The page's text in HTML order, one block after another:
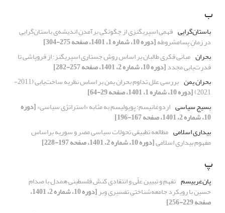
ب
باستان‌گرایی فهمی اسپریگنزی از چگونگیِ برآمدنِ اندیشه‌ی باستان‌گرایی
در زمانِ پسامشروطه[دوره 10، شماره 1، 1401، صفحه 275-304]
بحران مبانی فکری طالبان بر اساس روش جستاری اسپریگنز؛ از فروپاشی تا
قدرت‌یابی مجدد[دوره 10، شماره 2، 1401، صفحه 257-282]
بحران یمن
بررسی علل تداوم بحران یمن بر اساس نظریه ساخت‌یابی (2011-
2021) [دوره 10، شماره 1، 1401، صفحه 29-64]
بسیج سیاسی اردوغانیسم؛ پوپولیسم به مثابه «استراتژی سیاسی»[دوره
10، شماره 2، 1401، صفحه 167-196]
بیداری اسلامی مطالعه تطبیقی تحولات سیاسی مصر و سوریه براساس
مفهوم بیداری اسلامی[دوره 10، شماره 2، 1401، صفحه 197-228]
پ
پان‌عربیسم تفهم و تبیین علّی و انتقادی کنش فلسطینی همدل با صدام
حسین با رویکرد جامعه‌شناختی تفسیری وبر [دوره 10، شماره 2، 1401،
صفحه 229-256]